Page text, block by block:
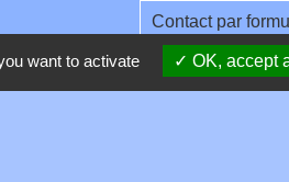
Contact par
want to activate OK, accept